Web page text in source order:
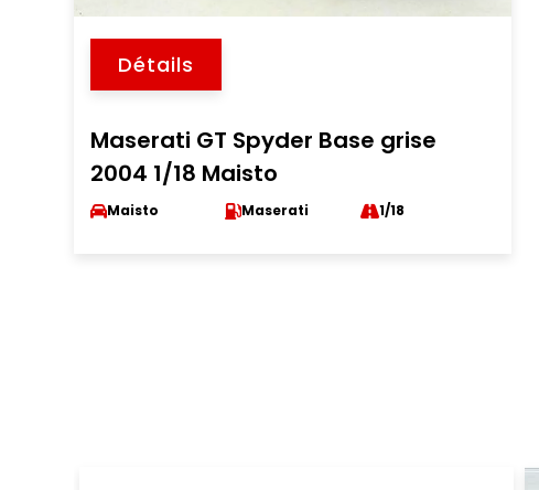
Détails
Maserati GT Spyder Base grise
2004 1/18 Maisto
Maisto Maserati 1/18